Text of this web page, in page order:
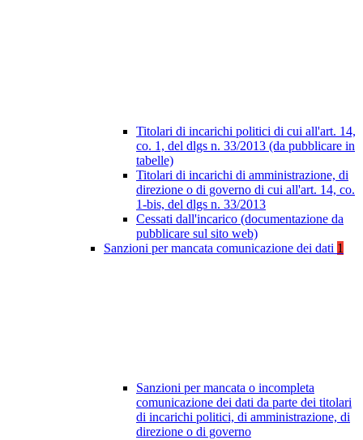
Titolari di incarichi politici di cui all'art. 14,
co. 1, del dlgs n. 33/2013 (da pubblicare in
tabelle)
Titolari di incarichi di amministrazione, di
direzione o di governo di cui all'art. 14, co.
1-bis, del dlgs n. 33/2013
Cessati dall'incarico (documentazione da
pubblicare sul sito web)
Sanzioni per mancata comunicazione dei dati 1
Sanzioni per mancata o incompleta
comunicazione dei dati da parte dei titolari
di incarichi politici, di amministrazione, di
direzione o di governo